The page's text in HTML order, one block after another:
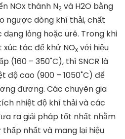
NOx thành N2 và H2O bằng
ngược dòng khí thải, chất
lỏng hoặc urê. Trong khi
xúc tác để khử NOx với hiệu
(160 – 350˚C), thì SNCR là
độ cao (900 – 1050˚C) để
đương. Các chuyên gia
nhiệt độ khí thải và các
ra giải pháp tốt nhất nhằm
nhất và mang lại hiệu